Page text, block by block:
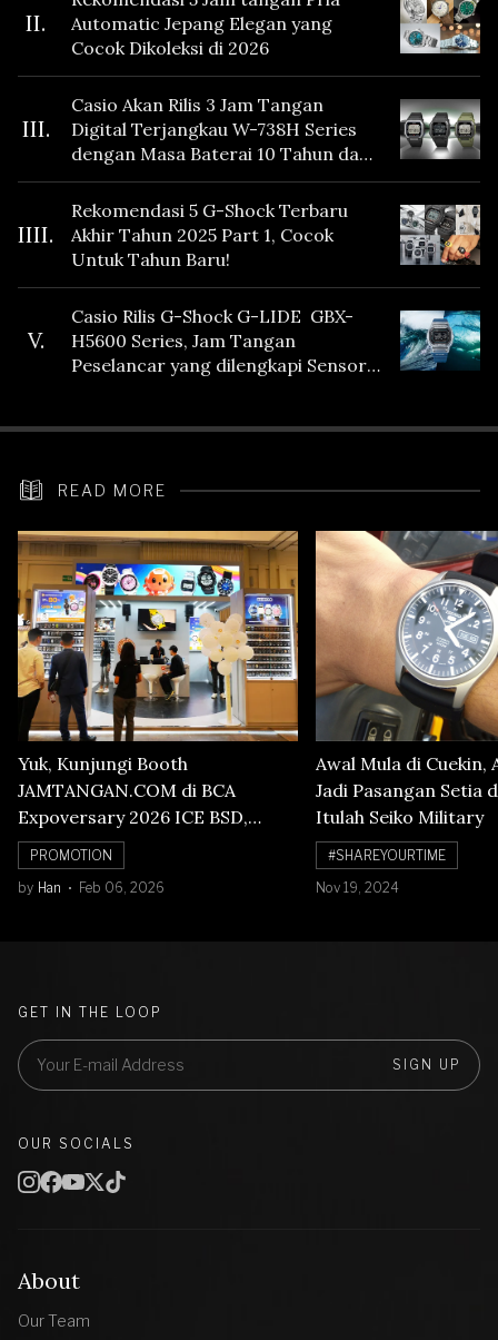
II.
Automatic Jepang Elegan yang
Cocok Dikoleksi di 2026
III.
Casio Akan Rilis 3 Jam Tangan
Digital Terjangkau W-738H Series
dengan Masa Baterai 10 Tahun dan
Fitur Vibration
IIII.
Rekomendasi 5 G-Shock Terbaru
Akhir Tahun 2025 Part 1, Cocok
Untuk Tahun Baru!
V.
Casio Rilis G-Shock G-LIDE GBX-
H5600 Series, Jam Tangan
Peselancar yang dilengkapi Sensor
READ MORE
Yuk, Kunjungi Booth
JAMTANGAN.COM di BCA
Expoversary 2026 ICE BSD,
Banyak Diskon Jam Tangan,
Cuma Sampai 8 Februari!
PROMOTION
by Han Feb 06, 2026
Awal Mula di Cuekin,
Jadi Pasangan Setia
Itulah Seiko Military
#SHAREYOURTIME
Nov 19, 2024
About
Our Team
GET IN THE LOOP
SIGN UP
OUR SOCIALS